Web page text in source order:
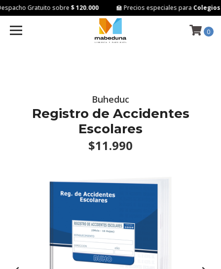
Gratuito sobre$ 120.000 🏫 Precios especiales paraColegios
0
Buheduc
Registro de Accidentes
Escolares
$11.990